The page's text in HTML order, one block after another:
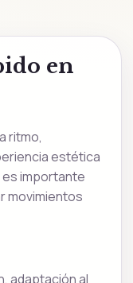
en
ritmo,
estética
es importante
movimientos
adaptación al